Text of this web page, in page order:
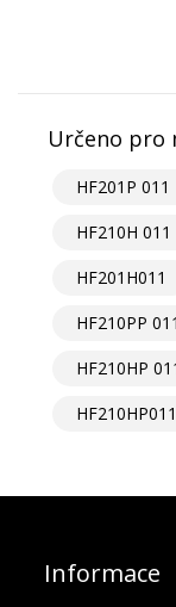
Určeno pro
HF201P 011
HF210H 011
HF201H011
HF210PP 011
HF210HP
HF210HP011
Informace